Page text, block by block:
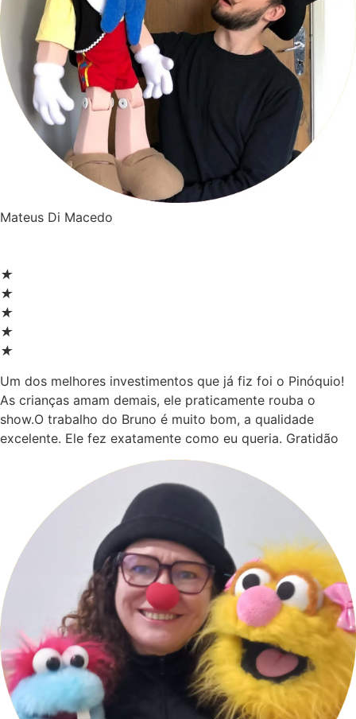
Mateus Di Macedo
★
★
★
★
★
Um dos melhores investimentos que já fiz foi o Pinóquio!
As crianças amam demais, ele praticamente rouba o
show.O trabalho do Bruno é muito bom, a qualidade
excelente. Ele fez exatamente como eu queria. Gratidão